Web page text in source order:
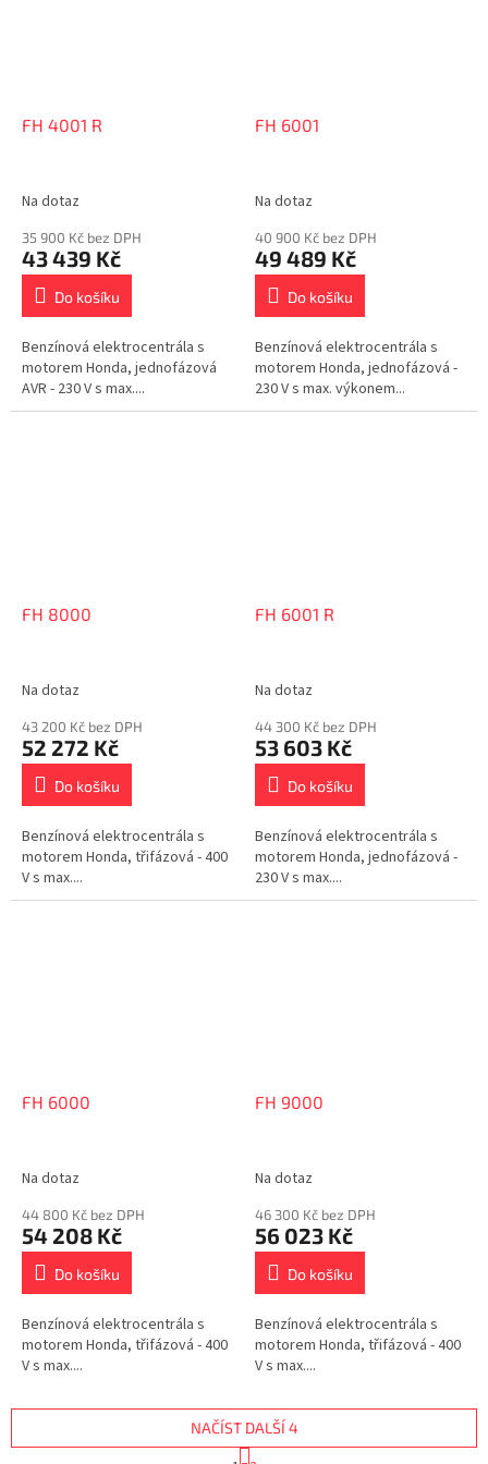
FH 4001 R
Na dotaz
35 900 Kč bez DPH
43 439 Kč
Do košíku
Benzínová elektrocentrála s
motorem Honda, jednofázová
AVR - 230 V s max....
FH 6001
Na dotaz
40 900 Kč bez DPH
49 489 Kč
Do košíku
Benzínová elektrocentrála s
motorem Honda, jednofázová -
230 V s max. výkonem...
FH 8000
Na dotaz
43 200 Kč bez DPH
52 272 Kč
Do košíku
Benzínová elektrocentrála s
motorem Honda, třifázová - 400
V s max....
FH 6001 R
Na dotaz
44 300 Kč bez DPH
53 603 Kč
Do košíku
Benzínová elektrocentrála s
motorem Honda, jednofázová -
230 V s max....
FH 6000
Na dotaz
44 800 Kč bez DPH
54 208 Kč
Do košíku
Benzínová elektrocentrála s
motorem Honda, třifázová - 400
V s max....
FH 9000
Na dotaz
46 300 Kč bez DPH
56 023 Kč
Do košíku
Benzínová elektrocentrála s
motorem Honda, třifázová - 400
V s max....
NAČÍST DALŠÍ 4